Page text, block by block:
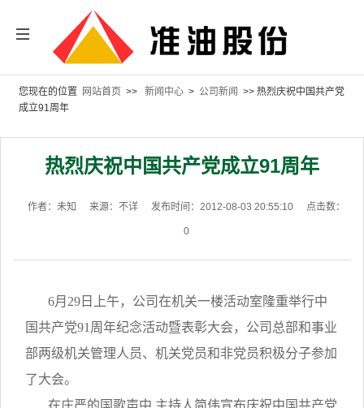
您现在的位置 网站首页 >> 新闻中心 > 公司新闻 >> 热烈庆祝中国共产党
成立91周年
热烈庆祝中国共产党成立91周年
作者：未知 来源：不详 发布时间：2012-08-03 20:55:10 点击数：
0
6月 29 日上午，公司在机关一楼活动室隆重举行中
国共产党91 周年纪念活动暨表彰大会，公司总部和事业
部两级机关管理人员、机关党员和非党员积极分子参加
了大会。
在庄严的国歌声中,主持人简伟宣布庆祝中国共产党